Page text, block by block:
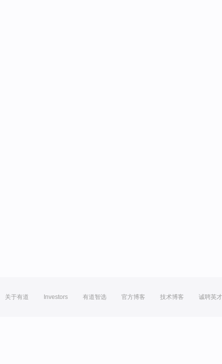
关于有道 Investors 有道智选 官方博客 技术博客 诚聘英才